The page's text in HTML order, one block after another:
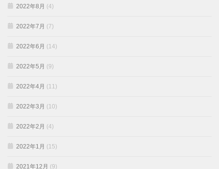
2022年8月 (4)
2022年7月 (7)
2022年6月 (14)
2022年5月 (9)
2022年4月 (11)
2022年3月 (10)
2022年2月 (4)
2022年1月 (15)
2021年12月 (9)